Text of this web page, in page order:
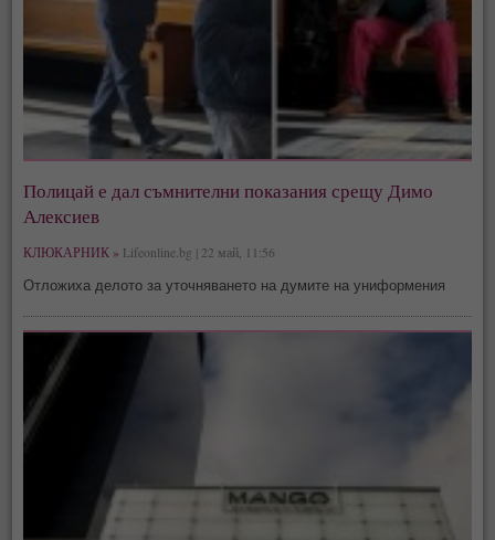
Полицай е дал съмнителни показания срещу Димо
Алексиев
КЛЮКАРНИК » Lifeonline.bg | 22 май, 11:56
Отложиха делото за уточняването на думите на униформения